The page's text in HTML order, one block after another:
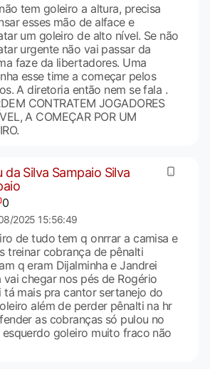
tem goleiro a altura, precisa
esses mão de alface e
um goleiro de alto nível. Se não
urgente não vai passar da
faze da libertadores. Uma
esse time a começar pelos
A diretoria então nem se fala .
CONTRATEM JOGADORES
A COMEÇAR POR UM
da Silva Sampaio Silva
0
2025 15:56:49
de tudo tem q onrrar a camisa e
treinar cobrança de pênalti
q eram Dijalminha e Jandrei
vai chegar nos pés de Rogério
tá mais pra cantor sertanejo do
além de perder pênalti na hr
as cobranças só pulou no
goleiro muito fraco não